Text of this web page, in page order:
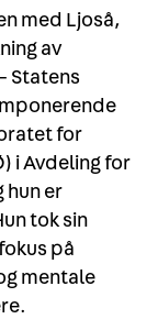
med Ljoså,
av
Statens
for
i Avdeling for
hun er
tok sin
på
mentale